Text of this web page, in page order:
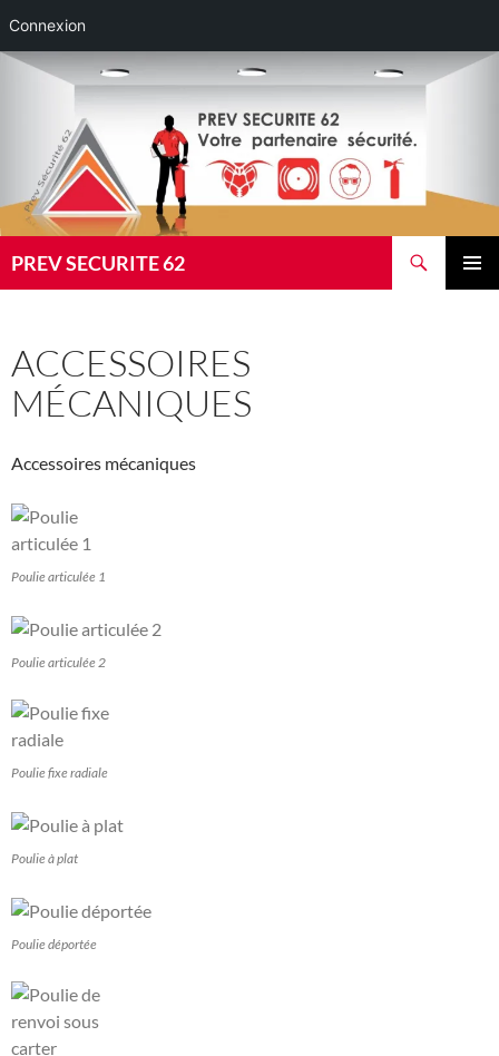
Connexion
Aller
PREV SECURITE 62
ACCESSOIRES
MÉCANIQUES
Accessoires mécaniques
Poulie articulée 1
Poulie articulée 2
Poulie fixe radiale
Poulie à plat
Poulie déportée